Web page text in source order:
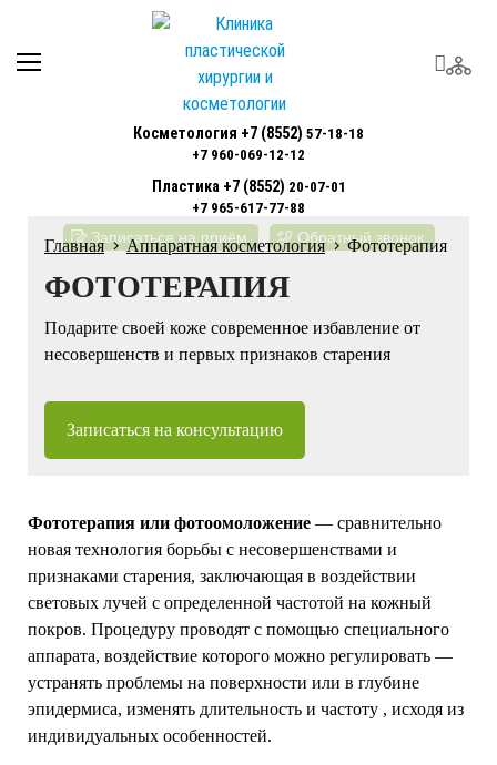
Главная Аппаратная косметология Фототерапия
ФОТОТЕРАПИЯ
Подарите своей коже современное избавление от
несовершенств и первых признаков старения
Записаться на консультацию
Фототерапия или фотоомоложение — сравнительно
новая технология борьбы с несовершенствами и
признаками старения, заключающая в воздействии
световых лучей с определенной частотой на кожный
покров. Процедуру проводят с помощью специального
аппарата, воздействие которого можно регулировать —
устранять проблемы на поверхности или в глубине
эпидермиса, изменять длительность и частоту , исходя из
индивидуальных особенностей.
Косметология +7 (8552) 57-18-18
+7 960-069-12-12
Пластика +7 (8552) 20-07-01
+7 965-617-77-88
Записаться на приём Обратный звонок